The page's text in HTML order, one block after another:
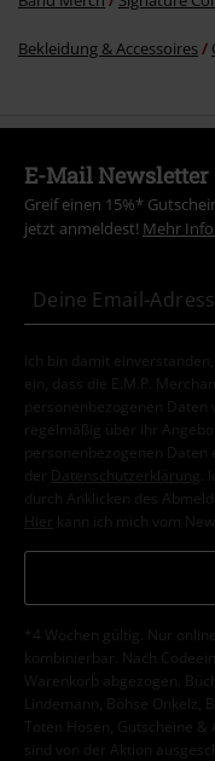
Bekleidung & Accessoires
E-Mail Newsletter
Greif einen 15%*
jetzt anmeldest! Mehr
Ich bin damit
ein, dass die E.M.P.
personenbezogenen
regelmäßig über ihr
personenbezogenen Daten
der
Datenschutzerklärung
durch Anklicken des
Hier kann ich mich vom
*4 Wochen gültig. Nur
kombinierbar. Nach
Warenkorb abgezogen.
Lindemann, Böhse Onkelz,
Toten Hosen, Gutscheine
sind von der Aktion